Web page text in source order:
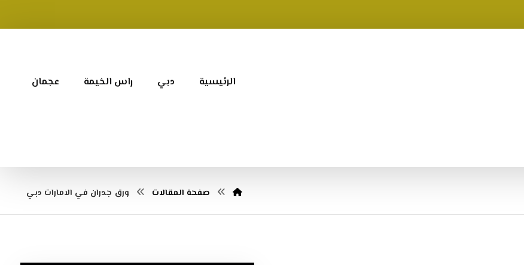
الرئيسية دبي راس الخيمة عجمان
صفحة المقالات ورق جدران في الامارات دبي